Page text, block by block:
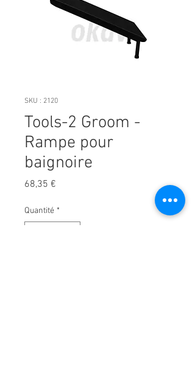
SKU : 2120
Tools-2 Groom -
Rampe pour
baignoire
68,35 €
Quantité *